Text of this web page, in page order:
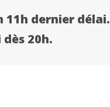
11h dernier délai.
dès 20h.